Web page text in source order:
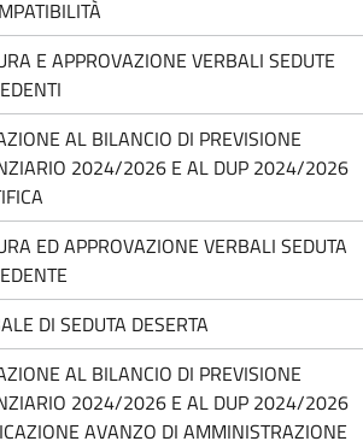
E APPROVAZIONE VERBALI SEDUTE
AL BILANCIO DI PREVISIONE
2024/2026 E AL DUP 2024/2026
ED APPROVAZIONE VERBALI SEDUTA
DI SEDUTA DESERTA
AL BILANCIO DI PREVISIONE
2024/2026 E AL DUP 2024/2026
AVANZO DI AMMINISTRAZIONE